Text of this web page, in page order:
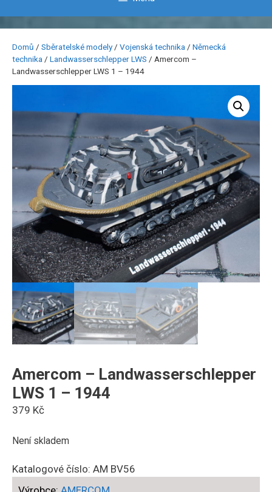
Domů / Sběratelské modely / Vojenská technika / Německá
technika / Landwasserschlepper LWS / Amercom –
Landwasserschlepper LWS 1 – 1944
Amercom – Landwasserschlepper
LWS 1 – 1944
379 Kč
Není skladem
Katalogové číslo: AM BV56